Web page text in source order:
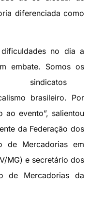
diferenciada como
no dia a
embate. Somos os
sindicatos
brasileiro. Por
ao evento”, salientou
da Federação dos
de Mercadorias em
MG) e secretário dos
de Mercadorias da